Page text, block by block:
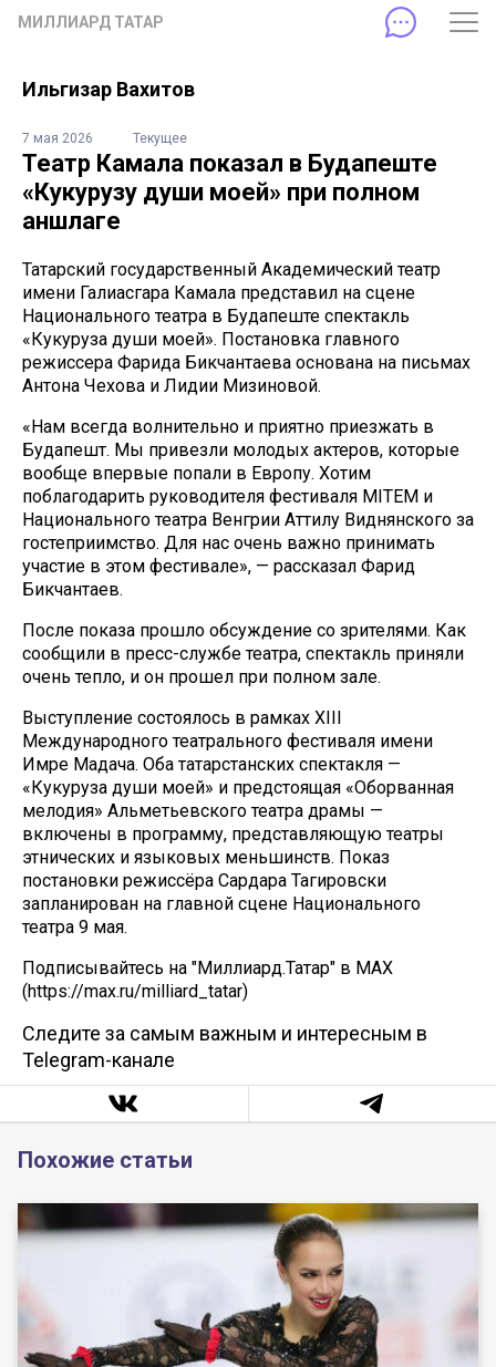
МИЛЛИАРД ТАТАР
Ильгизар Вахитов
7 мая 2026 Текущее
Театр Камала показал в Будапеште
«Кукурузу души моей» при полном
аншлаге
Татарский государственный Академический театр
имени Галиасгара Камала представил на сцене
Национального театра в Будапеште спектакль
«Кукуруза души моей». Постановка главного
режиссера Фарида Бикчантаева основана на письмах
Антона Чехова и Лидии Мизиновой.
«Нам всегда волнительно и приятно приезжать в
Будапешт. Мы привезли молодых актеров, которые
вообще впервые попали в Европу. Хотим
поблагодарить руководителя фестиваля MITEM и
Национального театра Венгрии Аттилу Виднянского за
гостеприимство. Для нас очень важно принимать
участие в этом фестивале», — рассказал Фарид
Бикчантаев.
После показа прошло обсуждение со зрителями. Как
сообщили в пресс-службе театра, спектакль приняли
очень тепло, и он прошел при полном зале.
Выступление состоялось в рамках XIII
Международного театрального фестиваля имени
Имре Мадача. Оба татарстанских спектакля —
«Кукуруза души моей» и предстоящая «Оборванная
мелодия» Альметьевского театра драмы —
включены в программу, представляющую театры
этнических и языковых меньшинств. Показ
постановки режиссёра Сардара Тагировски
запланирован на главной сцене Национального
театра 9 мая.
Подписывайтесь на "Миллиард.Татар" в МАХ
(https://max.ru/milliard_tatar)
Следите за самым важным и интересным в
Telegram-канале
Похожие статьи